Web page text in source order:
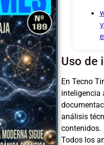
Uso de
En Tecno
inteligencia
análisis
contenidos.
Todos los